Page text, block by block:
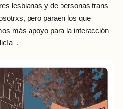
lesbianas y de personas trans –
pero paraen los que
más apoyo para la interacción